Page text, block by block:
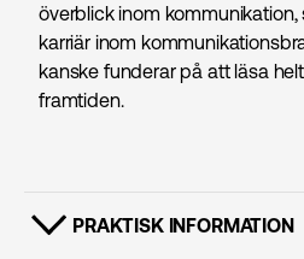
överblick inom
karriär inom
kanske funderar på att läsa
framtiden.
VISA INNEHÅLL
PRAKTISK INFORMATION